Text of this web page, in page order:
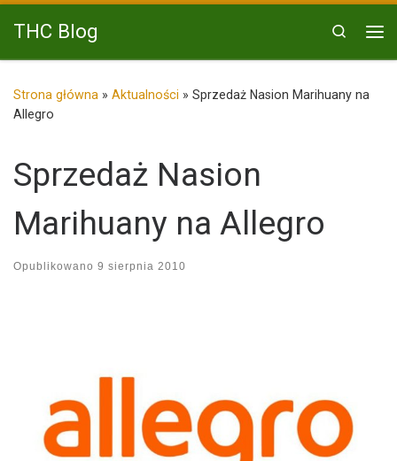
Przejdź do treści
THC Blog
Search
Strona główna » Aktualności » Sprzedaż Nasion Marihuany na
Allegro
Sprzedaż Nasion
Marihuany na Allegro
Opublikowano 9 sierpnia 2010